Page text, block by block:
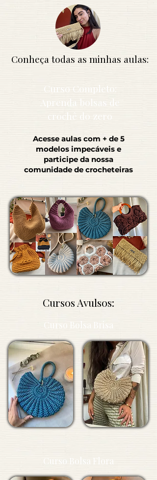
Conheça todas as minhas aulas:
Curso Completo:
Aprenda bolsas de
crochê do zero
Acesse aulas com + de 5
modelos impecáveis e
participe da nossa
comunidade de crocheteiras
Cursos Avulsos:
Curso Bolsa Brisa
Curso Bolsa Flora